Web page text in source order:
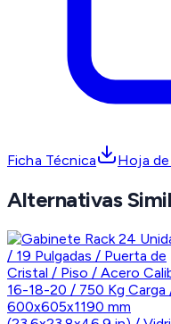
Ficha Técnica Hoja
Alternativas